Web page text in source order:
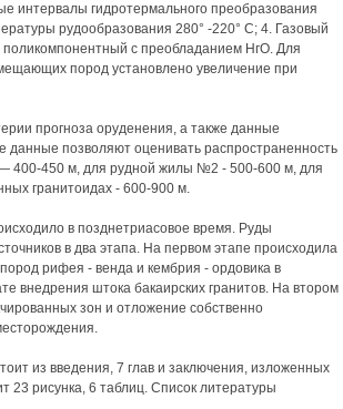
интервалы гидротермального преобразования
рудообразования 280° -220° С; 4. Газовый
с преобладанием НгО. Для
пород установлено увеличение при
прогноза оруденения, а также данные
данные позволяют оценивать распространенность
400-450 м, для рудной жилы №2 - 500-600 м, для
гранитоидах - 600-900 м.
в позднетриасовое время. Руды
в два этапа. На первом этапе происходила
рифея - венда и кембрия - ордовика в
внедрения штока бакаирских гранитов. На втором
зон и отложение собственно
из введения, 7 глав и заключения, изложенных
23 рисунка, 6 таблиц. Список литературы